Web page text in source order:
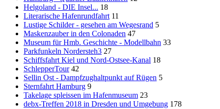
Helgoland - DIE Insel... 18
Literarische Hafenrundfahrt 11
Lustige Schilder - gesehen am Wegesrand 5
Maskenzauber in den Colonaden 47
Museum für Hmb. Geschichte - Modellbahn 33
Parkfunkeln Nordersteh3 27
Schiffsfahrt Kiel und Nord-Ostsee-Kanal 18
SchlepperTour 42
Sellin Ost - Dampfzughaltpunkt auf Rügen 5
Sternfahrt Hamburg 9
Takelage spleissen im Hafenmuseum 23
debx-Treffen 2018 in Dresden und Umgebung 178